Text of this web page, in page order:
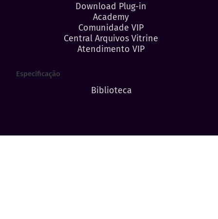
Download Plug-in
Academy
Comunidade VIP
Central Arquivos Vitrine
Atendimento VIP
Especificação
Biblioteca